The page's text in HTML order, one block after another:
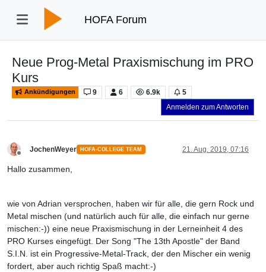
HOFA Forum
Neue Prog-Metal Praxismischung im PRO
Kurs
Ankündigungen 9 6 6.9k
5
Anmelden zum Antworten
JochenWeyer HOFA-COLLEGE TEAM 21. Aug. 2019, 07:16
Hallo zusammen,
wie von Adrian versprochen, haben wir für alle, die gern Rock und
Metal mischen (und natürlich auch für alle, die einfach nur gerne
mischen:-)) eine neue Praxismischung in der Lerneinheit 4 des
PRO Kurses eingefügt. Der Song "The 13th Apostle" der Band
S.I.N. ist ein Progressive-Metal-Track, der den Mischer ein wenig
fordert, aber auch richtig Spaß macht:-)